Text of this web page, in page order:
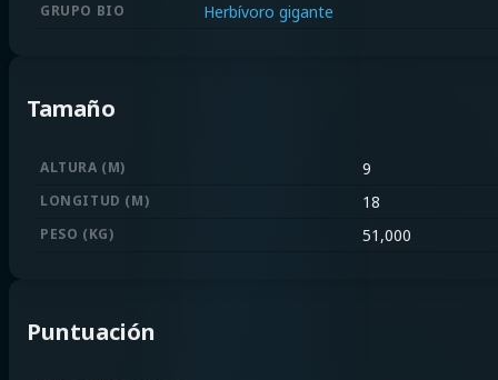
GRUPO BIO Herbívoro gigante
Tamaño
ALTURA (M) 9
LONGITUD (M) 18
PESO (KG) 51,000
Puntuación